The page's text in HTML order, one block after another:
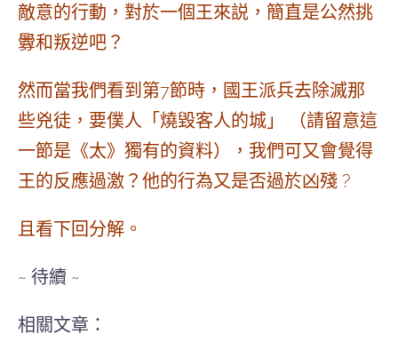
敵意的行動，對於一個王來説，簡直是公然挑
釁和叛逆吧？
然而當我們看到第7節時，國王派兵去除滅那
些兇徒，要僕人 「燒毀客人的城」
（請留意這
一節是《太》獨有的資料），我們可又會覺得
王的反應過激？他的行為又是否過於凶殘 ?
且看下回分解。
~ 待續 ~
相關文章：